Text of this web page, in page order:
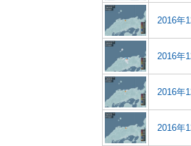
2016年
2016年
2016年
2016年